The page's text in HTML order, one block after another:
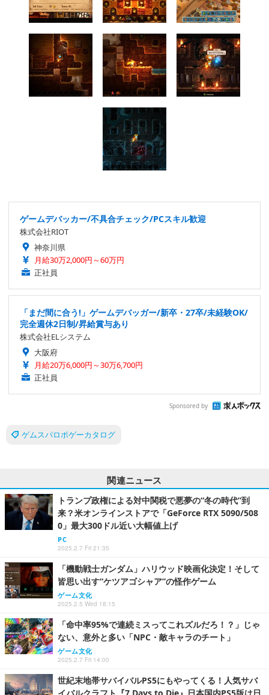
ゲームデバッカー/不具合チェック/PCスキル歓迎
株式会社RIOT
神奈川県
月給30万2,000円～60万円
正社員
「まだ間に合う!」ゲームデバッガー/新卒・27卒/未経験OK/
完全週休2日制/昇給賞与あり
株式会社ELシステム
大阪府
月給20万6,000円～30万6,700円
正社員
Sponsored by
ゲムスパロボゲーカタログ
関連ニュース
トランプ政権による対中関税で悪夢の“冬の時代”到
来？米オンラインストアで「GeForce RTX 5090/508
0」最大300ドル近い大幅値上げ
PC
2025.2.7 Fri 21:35
「機動戦士ガンダム」ハリウッド映画化決定！そして
皆思い出す“ケツアゴシャア”の怪作ゲーム
ゲーム文化
2025.2.5 Wed 18:15
「命中率95%で連続ミスってこれズルだろ！？」じゃ
ない、意外と多い「NPC・敵キャラのチート」
ゲーム文化
2025.2.7 Fri 14:00
世紀末地帯サバイバルPS5にもやってくる！人気サバ
イバルクラフト『7 Days to Die』日本国内PS5版は日